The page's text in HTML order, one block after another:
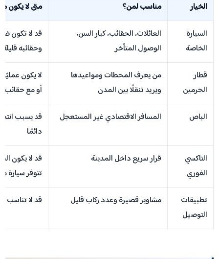
الخيار مناسب لمن؟ متى لا يكون
السيارة
الخاصة
العائلات، الحقائب، كبار السن،
الوصول المتأخر
قد لا تكون
وحقائبه قليلة
قطار
الحرمين
من يعرف المحطات ومواعيدها
ويريد تنقلًا بين المدن
لا يكون عمليًا
أو مع حقائب
الباص المسافر الاقتصادي غير المستعجل
قد يسبب
دائمًا
التاكسي
الفوري
قرار سريع داخل المدينة
قد لا يكون
تتوفر سيارة
تطبيقات
التوصيل
مشاوير قصيرة وعدد ركاب قليل قد لا تناسب